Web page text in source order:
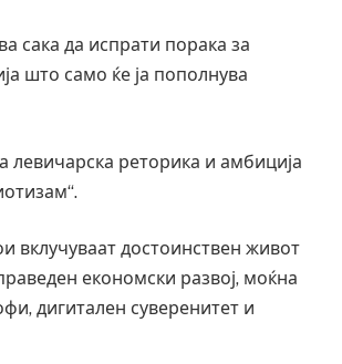
сака да испрати порака за
што само ќе ја пополнува
левичарска реторика и амбиција
вклучуваат достоинствен живот
економски развој, моќна
дигитален суверенитет и